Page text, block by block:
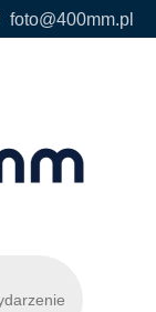
foto@400mm.pl